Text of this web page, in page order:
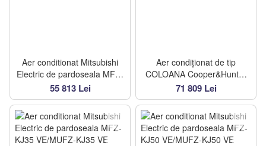
Aer conditionat Mitsubishi
Electric de pardoseala MFZ-
KJ25 VE/MUFZ-KJ25 VE
55 813 Lei
Aer condiţionat de tip
COLOANA Cooper&Hunter
CHF48AH-M3NNB1B
71 809 Lei